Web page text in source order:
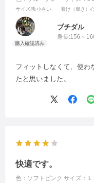
サイズ感:小さい 着け（履き）
ブチダル
身長:156～
フィットしなくて、使わ
たと思いました。
快適です。
色：ソフトピンク サイズ：Ｌ